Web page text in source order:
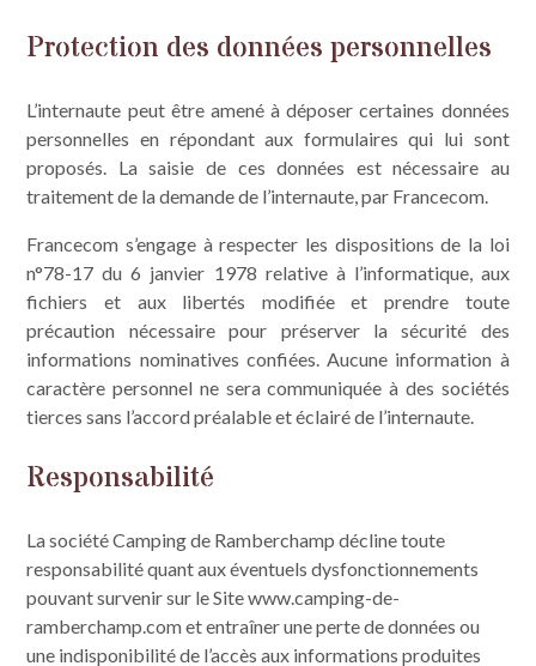
Protection des données personnelles
L’internaute peut être amené à déposer certaines données
personnelles en répondant aux formulaires qui lui sont
proposés. La saisie de ces données est nécessaire au
traitement de la demande de l’internaute, par Francecom.
Francecom s’engage à respecter les dispositions de la loi
n°78-17 du 6 janvier 1978 relative à l’informatique, aux
fichiers et aux libertés modifiée et prendre toute
précaution nécessaire pour préserver la sécurité des
informations nominatives confiées. Aucune information à
caractère personnel ne sera communiquée à des sociétés
tierces sans l’accord préalable et éclairé de l’internaute.
Responsabilité
La société Camping de Ramberchamp décline toute
responsabilité quant aux éventuels dysfonctionnements
pouvant survenir sur le Site www.camping-de-
ramberchamp.com et entraîner une perte de données ou
une indisponibilité de l’accès aux informations produites